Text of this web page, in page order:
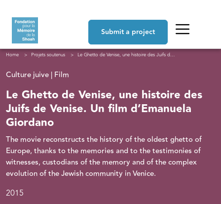
Submit a project
Breadcrumb
Home Projets soutenus Le Ghetto de Venise, une histoire des Juifs de Venise. Un film d’Emanuela Giordano
Culture juive | Film
Le Ghetto de Venise, une histoire des
Juifs de Venise. Un film d’Emanuela
Giordano
The movie reconstructs the history of the oldest ghetto of
Europe, thanks to the memories and to the testimonies of
witnesses, custodians of the memory and of the complex
evolution of the Jewish community in Venice.
2015